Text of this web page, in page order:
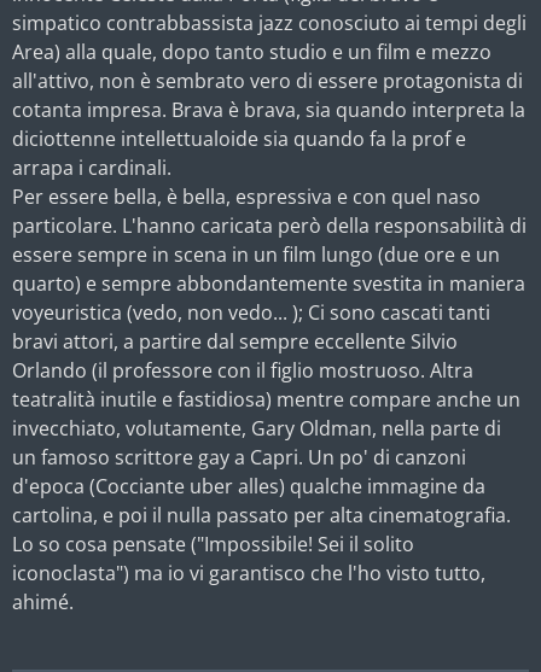
simpatico contrabbassista jazz conosciuto ai tempi degli
Area) alla quale, dopo tanto studio e un film e mezzo
all'attivo, non è sembrato vero di essere protagonista di
cotanta impresa. Brava è brava, sia quando interpreta la
diciottenne intellettualoide sia quando fa la prof e
arrapa i cardinali.
Per essere bella, è bella, espressiva e con quel naso
particolare. L'hanno caricata però della responsabilità di
essere sempre in scena in un film lungo (due ore e un
quarto) e sempre abbondantemente svestita in maniera
voyeuristica (vedo, non vedo... ); Ci sono cascati tanti
bravi attori, a partire dal sempre eccellente Silvio
Orlando (il professore con il figlio mostruoso. Altra
teatralità inutile e fastidiosa) mentre compare anche un
invecchiato, volutamente, Gary Oldman, nella parte di
un famoso scrittore gay a Capri. Un po' di canzoni
d'epoca (Cocciante uber alles) qualche immagine da
cartolina, e poi il nulla passato per alta cinematografia.
Lo so cosa pensate ("Impossibile! Sei il solito
iconoclasta") ma io vi garantisco che l'ho visto tutto,
ahimé.